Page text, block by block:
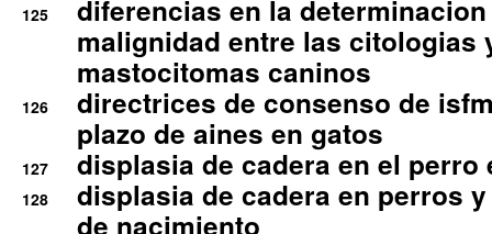
125
diferencias en la
malignidad entre las citologias
mastocitomas caninos
126
directrices de consenso de
plazo de aines en gatos
127 displasia de cadera en el perro
128
displasia de cadera en perros
de nacimiento